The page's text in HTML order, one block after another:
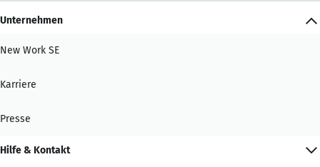
Unternehmen
New Work SE
Karriere
Presse
Hilfe & Kontakt